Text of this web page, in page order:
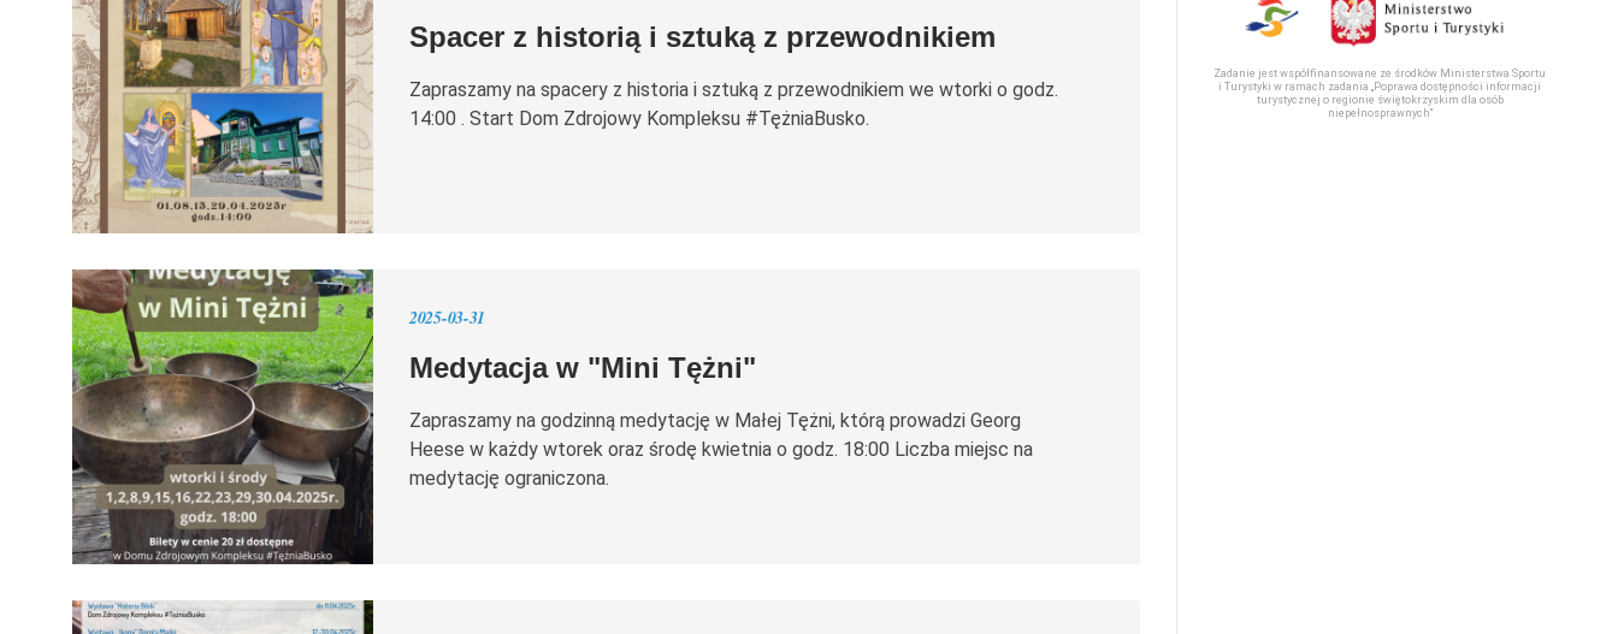
Spacer z historią i sztuką z przewodnikiem
Zapraszamy na spacery z historia i sztuką z przewodnikiem we wtorki o godz.
14:00 . Start Dom Zdrojowy Kompleksu #TężniaBusko.
2025-03-31
Medytacja w "Mini Tężni"
Zapraszamy na godzinną medytację w Małej Tężni, którą prowadzi Georg
Heese w każdy wtorek oraz środę kwietnia o godz. 18:00 Liczba miejsc na
medytację ograniczona.
Zadanie jest współfinansowane ze środków Ministerstwa Sportu
i Turystyki w ramach zadania „Poprawa dostępności informacji
turystycznej o regionie świętokrzyskim dla osób
niepełnosprawnych“